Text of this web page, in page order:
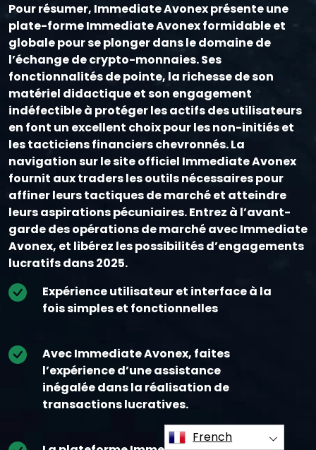
Pour résumer, Immediate Avonex présente une
plate-forme Immediate Avonex formidable et
globale pour se plonger dans le domaine de
l’échange de crypto-monnaies. Ses
fonctionnalités de pointe, la richesse de son
matériel didactique et son engagement
indéfectible à protéger les actifs des utilisateurs
en font un excellent choix pour les non-initiés et
les tacticiens financiers chevronnés. La
navigation sur le site officiel Immediate Avonex
fournit aux traders les outils nécessaires pour
affiner leurs tactiques de marché et atteindre
leurs aspirations pécuniaires. Entrez à l’avant-
garde des opérations de marché avec Immediate
Avonex, et libérez les possibilités d’engagements
lucratifs dans 2025.
Expérience utilisateur et interface à la
fois simples et fonctionnelles
Avec Immediate Avonex, faites
l’expérience d’une assistance
inégalée dans la réalisation de
transactions lucratives.
French